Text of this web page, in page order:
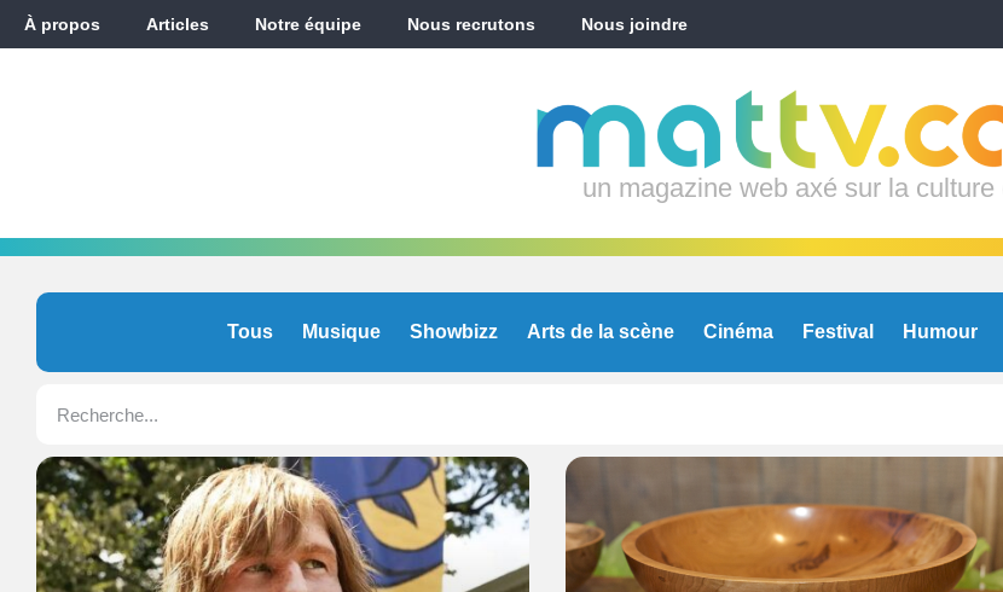
À propos Articles Notre équipe Nous recrutons Nous joindre
un magazine web axé sur la culture
Tous Musique Showbizz Arts de la scène Cinéma Festival Humour